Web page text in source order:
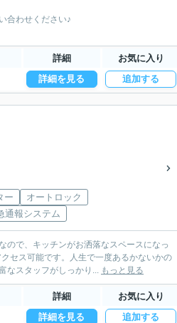
合わせください♪
詳細 お気に入り
詳細を見る 追加する
ー
オートロック
通報システム
ので、キッチンがお洒落なスペースになっ
セス可能です。人生で一度あるかないかの
なスタッフがしっかり... もっと見る
詳細 お気に入り
詳細を見る 追加する